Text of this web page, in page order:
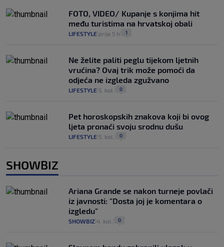
FOTO, VIDEO/ Kupanje s konjima hit
među turistima na hrvatskoj obali
LIFESTYLE prije 5 h 1
Ne želite paliti peglu tijekom ljetnih
vrućina? Ovaj trik može pomoći da
odjeća ne izgleda zgužvano
LIFESTYLE 5. kol. 0
Pet horoskopskih znakova koji bi ovog
ljeta pronaći svoju srodnu dušu
LIFESTYLE 5. kol. 0
SHOWBIZ
Ariana Grande se nakon turneje povlači
iz javnosti: "Dosta joj je komentara o
izgledu"
SHOWBIZ 4. kol. 0